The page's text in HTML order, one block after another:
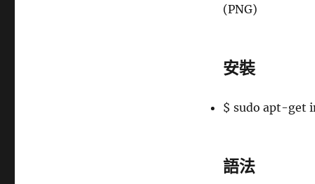
(PNG)
安裝
$ sudo apt-get
語法